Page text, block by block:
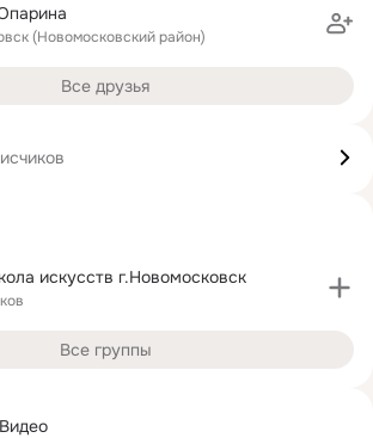
Видео
(Новомосковский район)
Все друзья
искусств г.Новомосковск
Все группы